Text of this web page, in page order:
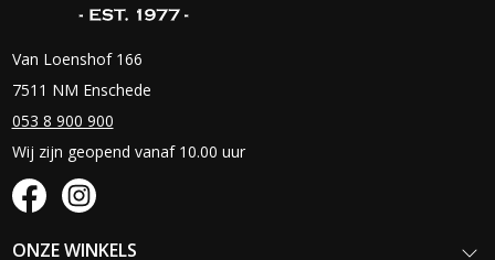
Van Loenshof 166
7511 NM Enschede
053 8 900 900
Wij zijn geopend vanaf 10.00 uur
ONZE WINKELS